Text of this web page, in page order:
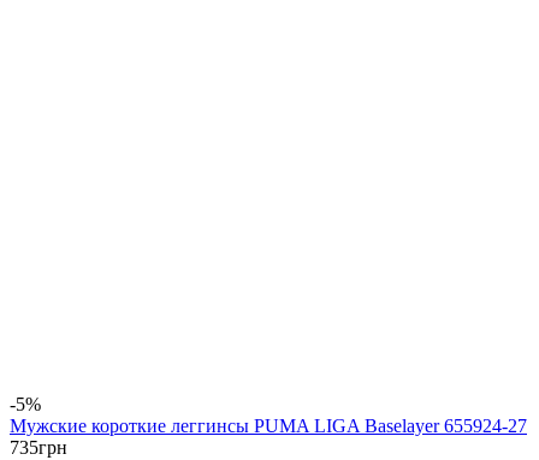
-5%
Мужские короткие леггинсы PUMA LIGA Baselayer 655924-27
735грн